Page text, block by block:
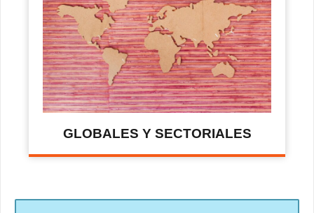
GLOBALES Y SECTORIALES